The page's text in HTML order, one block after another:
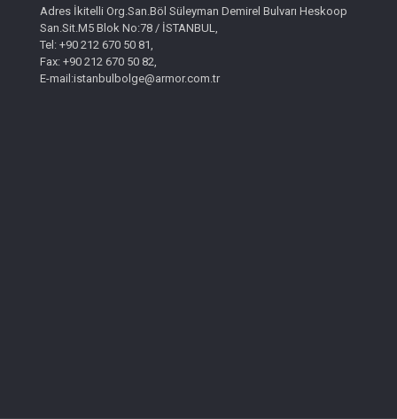
Adres İkitelli Org.San.Böl Süleyman Demirel Bulvarı Heskoop
San.Sit.M5 Blok No:78 / İSTANBUL,
Tel: +90 212 670 50 81,
Fax: +90 212 670 50 82,
E-mail:istanbulbolge@armor.com.tr